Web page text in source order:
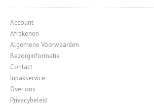
Account
Afrekenen
Algemene Voorwaarden
Bezorginformatie
Contact
Inpakservice
Over ons
Privacybeleid